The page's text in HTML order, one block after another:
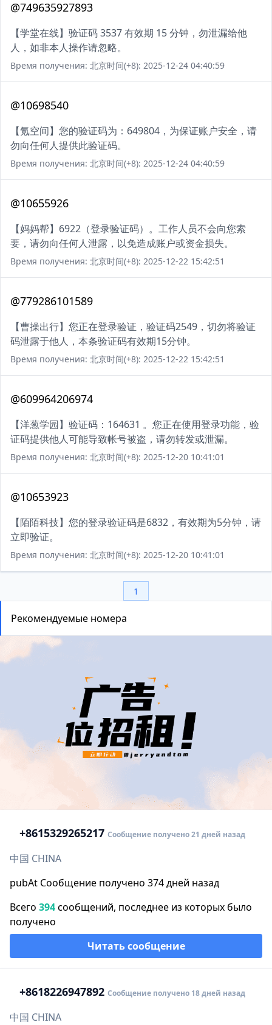
@749635927893
【学堂在线】验证码 3537 有效期 15 分钟，勿泄漏给他
人，如非本人操作请忽略。
Время получения: 北京时间(+8): 2025-12-24 04:40:59
@10698540
【氪空间】您的验证码为：649804，为保证账户安全，请
勿向任何人提供此验证码。
Время получения: 北京时间(+8): 2025-12-24 04:40:59
@10655926
【妈妈帮】6922（登录验证码）。工作人员不会向您索
要，请勿向任何人泄露，以免造成账户或资金损失。
Время получения: 北京时间(+8): 2025-12-22 15:42:51
@779286101589
【曹操出行】您正在登录验证，验证码2549，切勿将验证
码泄露于他人，本条验证码有效期15分钟。
Время получения: 北京时间(+8): 2025-12-22 15:42:51
@609964206974
【洋葱学园】验证码：164631 。您正在使用登录功能，验
证码提供他人可能导致帐号被盗，请勿转发或泄漏。
Время получения: 北京时间(+8): 2025-12-20 10:41:01
@10653923
【陌陌科技】您的登录验证码是6832，有效期为5分钟，请
立即验证。
Время получения: 北京时间(+8): 2025-12-20 10:41:01
1
Рекомендуемые номера
+8615329265217 Сообщение получено 21 дней назад
中国 CHINA
pubAt Сообщение получено 374 дней назад
Всего 394сообщений, последнее из которых было
получено
Читать сообщение
+8618226947892 Сообщение получено 18 дней назад
中国 CHINA